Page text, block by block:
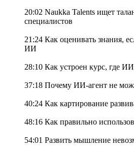
20:02 Naukka Talents ищет
специалистов
21:24 Как оценивать знания,
ИИ
28:10 Как устроен курс, где
37:18 Почему ИИ-агент не
40:24 Как картирование
48:16 Как правильно
54:01 Развить мышление